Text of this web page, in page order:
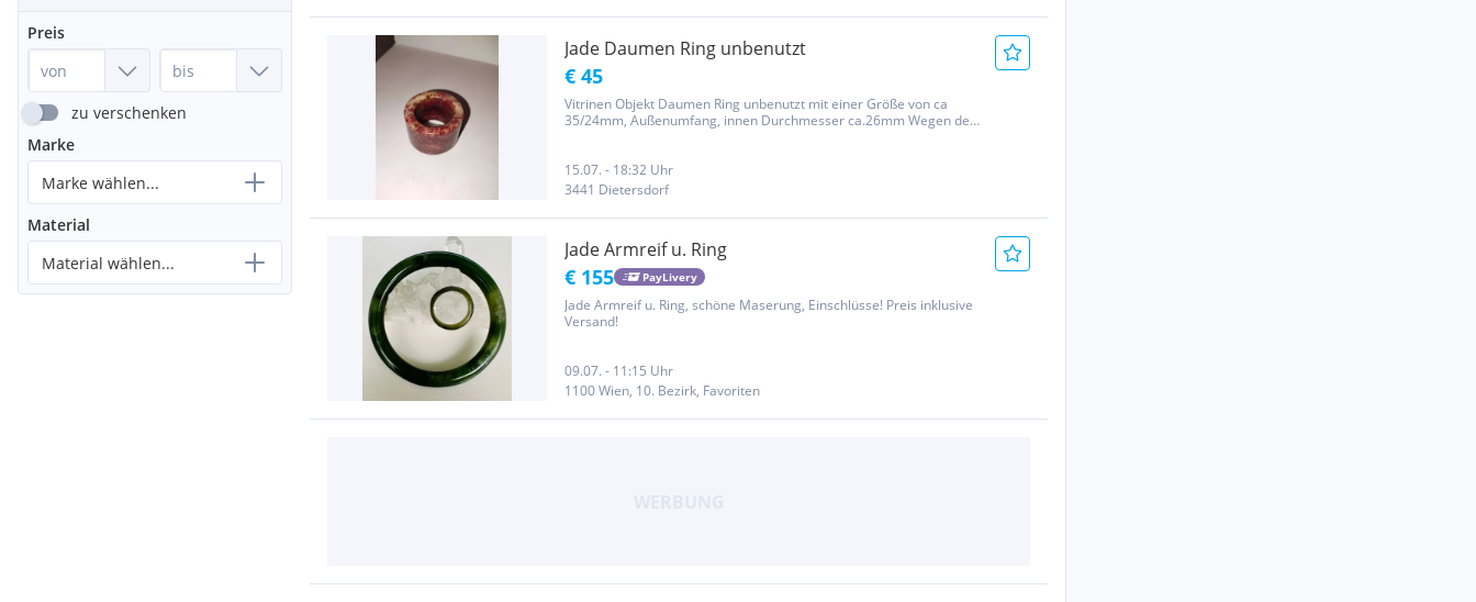
Preis
zu verschenken
Marke
Marke wählen...
Material
Material wählen...
Jade Daumen Ring unbenutzt
€ 45
Vitrinen Objekt Daumen Ring unbenutzt mit einer Größe von ca
35/24mm, Außenumfang, innen Durchmesser ca.26mm Wegen der
es sich um einen...
15.07. - 18:32 Uhr
3441 Dietersdorf
Jade Armreif u. Ring
€ 155 PayLivery
Jade Armreif u. Ring, schöne Maserung, Einschlüsse! Preis inklusive
Versand!
09.07. - 11:15 Uhr
1100 Wien, 10. Bezirk, Favoriten